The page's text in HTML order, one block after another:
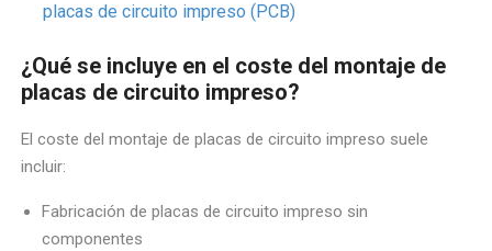
placas de circuito impreso (PCB)
¿Qué se incluye en el coste del montaje de
placas de circuito impreso?
El coste del montaje de placas de circuito impreso suele
incluir:
Fabricación de placas de circuito impreso sin
componentes